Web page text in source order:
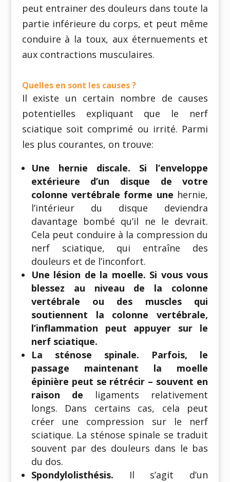
peut entrainer des douleurs dans toute la
partie inférieure du corps, et peut même
conduire à la toux, aux éternuements et
aux contractions musculaires.
Quelles en sont les causes ?
Il existe un certain nombre de causes
potentielles expliquant que le nerf
sciatique soit comprimé ou irrité. Parmi
les plus courantes, on trouve:
Une hernie discale. Si l’enveloppe
extérieure d’un disque de votre
colonne vertébrale forme une hernie,
l’intérieur du disque deviendra
davantage bombé qu’il ne le devrait.
Cela peut conduire à la compression du
nerf sciatique, qui entraîne des
douleurs et de l’inconfort.
Une lésion de la moelle. Si vous vous
blessez au niveau de la colonne
vertébrale ou des muscles qui
soutiennent la colonne vertébrale,
l’inflammation peut appuyer sur le
nerf sciatique.
La sténose spinale. Parfois, le
passage maintenant la moelle
épinière peut se rétrécir – souvent en
raison de ligaments relativement
longs. Dans certains cas, cela peut
créer une compression sur le nerf
sciatique. La sténose spinale se traduit
souvent par des douleurs dans le bas
du dos.
Spondylolisthésis.
Il s’agit d’un